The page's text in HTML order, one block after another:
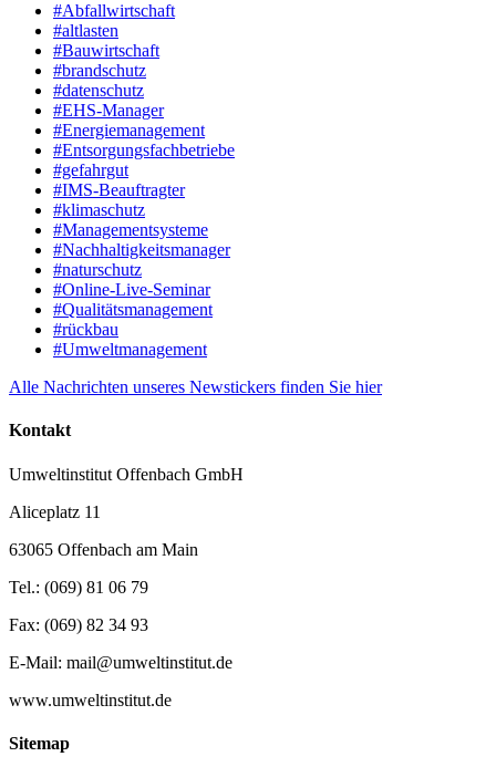
#Abfallwirtschaft
#altlasten
#Bauwirtschaft
#brandschutz
#datenschutz
#EHS-Manager
#Energiemanagement
#Entsorgungsfachbetriebe
#gefahrgut
#IMS-Beauftragter
#klimaschutz
#Managementsysteme
#Nachhaltigkeitsmanager
#naturschutz
#Online-Live-Seminar
#Qualitätsmanagement
#rückbau
#Umweltmanagement
Alle Nachrichten unseres Newstickers finden Sie hier
Kontakt
Umweltinstitut Offenbach GmbH
Aliceplatz 11
63065 Offenbach am Main
Tel.: (069) 81 06 79
Fax: (069) 82 34 93
E-Mail: mail@umweltinstitut.de
www.umweltinstitut.de
Sitemap